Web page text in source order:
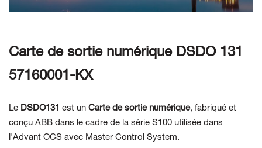
CONTACTEZ-NOUS
Carte de sortie numérique DSDO 131
57160001-KX
Le DSDO131 est un Carte de sortie numérique, fabriqué et
conçu ABB dans le cadre de la série S100 utilisée dans
l'Advant OCS avec Master Control System.